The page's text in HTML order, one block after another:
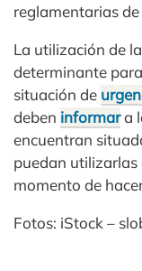
reglamentarias de
La utilización de
determinante
situación de
deben informara
encuentran
puedan utilizarlas
momento de
Fotos: iStock –